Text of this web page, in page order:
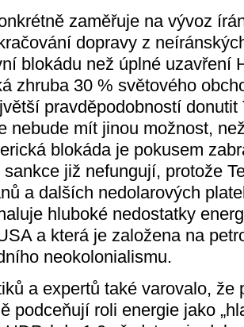
zaměřuje na vývoz
dopravy z
blokádu než úplné uzavření
zhruba 30 % světového
pravděpodobností donutit
nebude mít jinou možnost,
blokáda je pokusem
již nefungují, protože
a dalších nedolarových
hluboké nedostatky
a která je založena na
neokolonialismu.
a expertů také varovalo,
podceňují roli energie jako